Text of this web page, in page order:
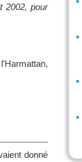
2002, pour
donné